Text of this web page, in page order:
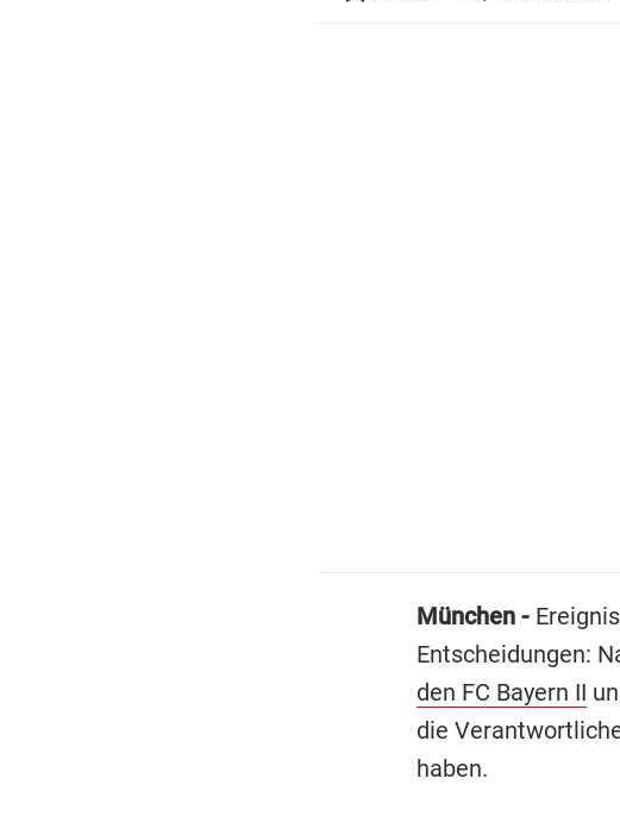
München -
Entscheidungen:
den FC Bayern II
die
haben.